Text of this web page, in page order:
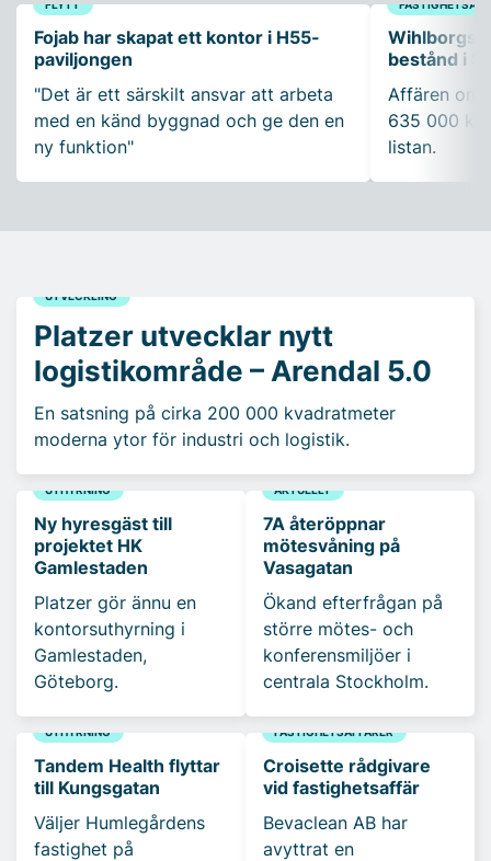
FLYTT
Fojab har skapat ett kontor i H55-
paviljongen
"Det är ett särskilt ansvar att arbeta
med en känd byggnad och ge den en
ny funktion"
Wihlborgs
bestånd i
Affären
635 000
listan.
UTVECKLING
Platzer utvecklar nytt
logistikområde – Arendal 5.0
En satsning på cirka 200 000 kvadratmeter
moderna ytor för industri och logistik.
UTHYRNING
Ny hyresgäst till
projektet HK
Gamlestaden
Platzer gör ännu en
kontorsuthyrning i
Gamlestaden,
Göteborg.
AKTUELLT
7A återöppnar
mötesvåning på
Vasagatan
Ökand efterfrågan på
större mötes- och
konferensmiljöer i
centrala Stockholm.
UTHYRNING
Tandem Health flyttar
till Kungsgatan
Väljer Humlegårdens
fastighet på
FASTIGHETSAFFÄRER
Croisette rådgivare
vid fastighetsaffär
Bevaclean AB har
avyttrat en